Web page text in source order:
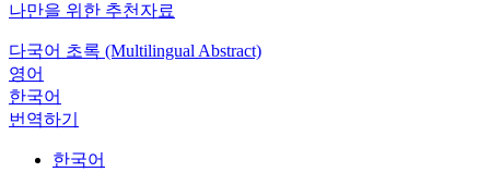
나만을 위한 추천자료
다국어 초록 (Multilingual Abstract)
영어
한국어
번역하기
한국어